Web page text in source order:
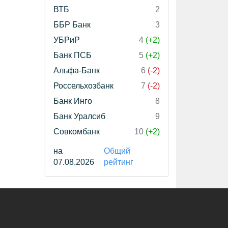
ВТБ
2
ББР Банк
3
УБРиР
4 (+2)
Банк ПСБ
5 (+2)
Альфа-Банк
6 (-2)
Россельхозбанк
7 (-2)
Банк Инго
8
Банк Уралсиб
9
Совкомбанк
10 (+2)
на
07.08.2026
Общий
рейтинг